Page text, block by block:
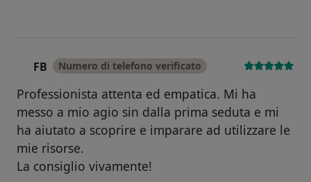
FB Numero di telefono verificato
Professionista attenta ed empatica. Mi ha
messo a mio agio sin dalla prima seduta e mi
ha aiutato a scoprire e imparare ad utilizzare le
mie risorse.
La consiglio vivamente!